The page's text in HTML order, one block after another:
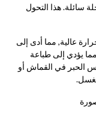
سائلة. هذا التحول
عالية, مما أدى إلى
يؤدي إلى طباعة
الحبر في القماش أو